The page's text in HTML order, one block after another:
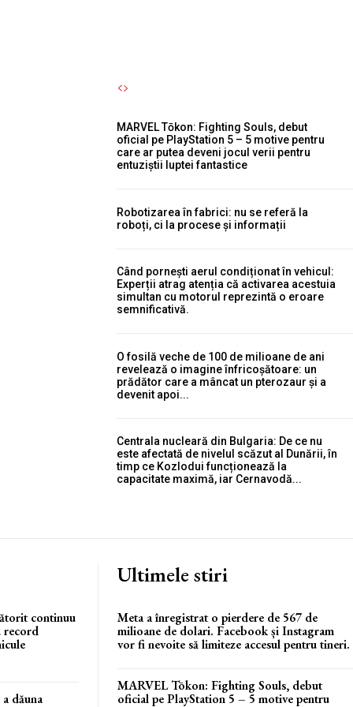
MARVEL Tōkon: Fighting Souls, debut
oficial pe PlayStation 5 – 5 motive pentru
care ar putea deveni jocul verii pentru
entuziștii luptei fantastice
Robotizarea în fabrici: nu se referă la
roboți, ci la procese și informații
Când pornești aerul condiționat în vehicul:
Experții atrag atenția că activarea acestuia
simultan cu motorul reprezintă o eroare
semnificativă.
O fosilă veche de 100 de milioane de ani
revelează o imagine înfricoșătoare: un
prădător care a mâncat un pterozaur și a
devenit apoi...
Centrala nucleară din Bulgaria: De ce nu
este afectată de nivelul scăzut al Dunării, în
timp ce Kozlodui funcționează la
capacitate maximă, iar Cernavodă...
continuu
record
dăuna
Ultimele stiri
Meta a înregistrat o pierdere de 567 de
milioane de dolari. Facebook și Instagram
vor fi nevoite să limiteze accesul pentru tineri.
MARVEL Tōkon: Fighting Souls, debut
oficial pe PlayStation 5 – 5 motive pentru